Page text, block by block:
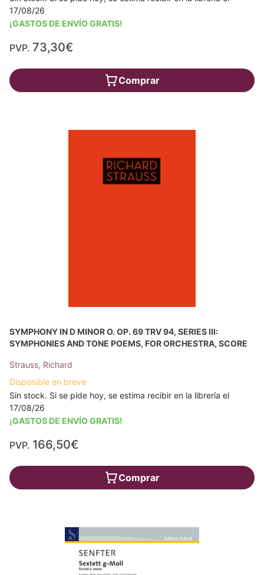
17/08/26
¡GASTOS DE ENVÍO GRATIS!
PVP. 73,30€
Comprar
SYMPHONY IN D MINOR O. OP. 69 TRV 94, SERIES III:
SYMPHONIES AND TONE POEMS, FOR ORCHESTRA, SCORE
Strauss, Richard
Disponible en breve
Sin stock. Si se pide hoy, se estima recibir en la librería el
17/08/26
¡GASTOS DE ENVÍO GRATIS!
PVP. 166,50€
Comprar